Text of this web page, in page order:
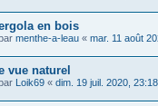
en bois
menthe-a-leau « mar. 11 août
vue naturel
Loik69 « dim. 19 juil. 2020, 23:18